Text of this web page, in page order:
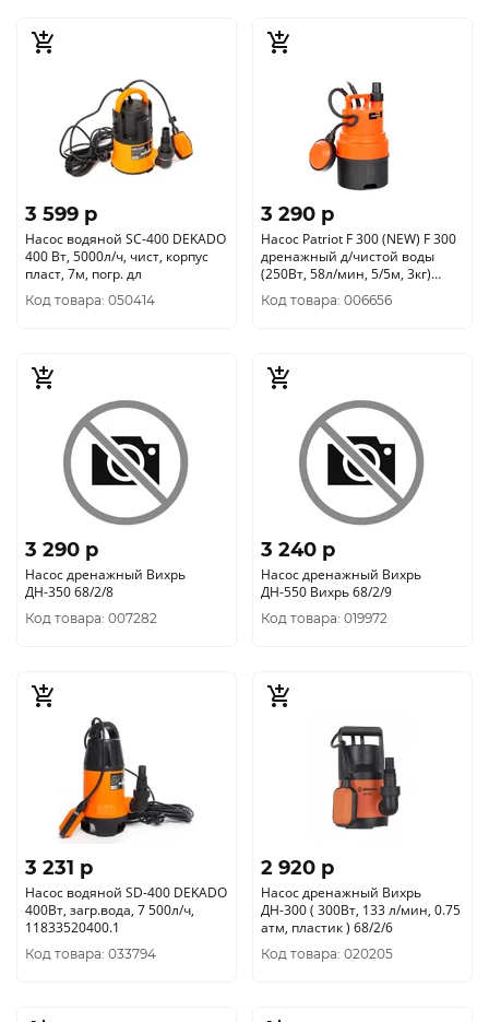
3 599 p
Насос водяной SС-400 DEKADO
400 Вт, 5000л/ч, чист, корпус
пласт, 7м, погр. дл
Код товара: 050414
3 290 p
Насос Patriot F 300 (NEW) F 300
дренажный д/чистой воды
(250Вт, 58л/мин, 5/5м, 3кг)
315302417
Код товара: 006656
3 290 p
Насос дренажный Вихрь
ДН-350 68/2/8
Код товара: 007282
3 240 p
Насос дренажный Вихрь
ДН-550 Вихрь 68/2/9
Код товара: 019972
3 231 p
Насос водяной SD-400 DEKADO
400Вт, загр.вода, 7 500л/ч,
11833520400.1
Код товара: 033794
2 920 p
Насос дренажный Вихрь
ДН-300 ( 300Вт, 133 л/мин, 0.75
атм, пластик ) 68/2/6
Код товара: 020205